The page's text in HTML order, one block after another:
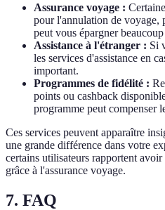
Assurance voyage :
pour l'annulation de voyage,
peut vous épargner
Assistance à l'étranger : Si
les services d'assistance en
important.
Programmes de fidélité :
points ou cashback
programme peut compenser
Ces services peuvent apparaître
une grande différence dans votre
certains utilisateurs rapportent
grâce à l'assurance voyage.
7. FAQ